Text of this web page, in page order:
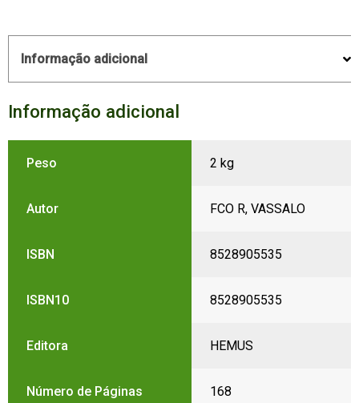
Informação adicional
Informação adicional
Peso 2 kg
Autor FCO R, VASSALO
ISBN 8528905535
ISBN10 8528905535
Editora HEMUS
Número de Páginas 168